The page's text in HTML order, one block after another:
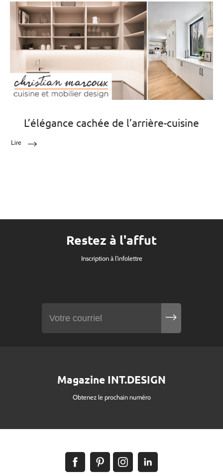
L’élégance cachée de l’arrière-cuisine
Lire
Restez à l'affut
Inscription à l'infolettre
Magazine INT.DESIGN
Obtenez le prochain numéro